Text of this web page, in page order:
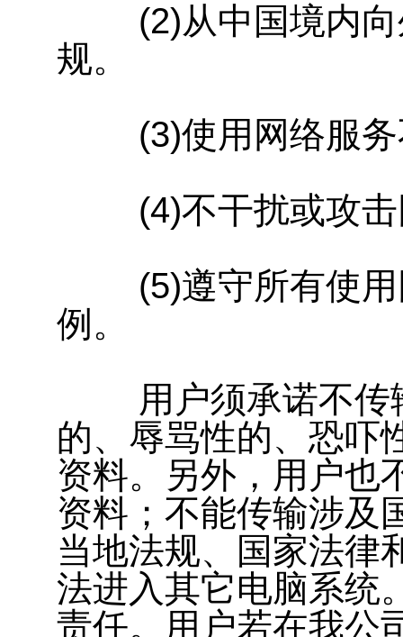
(2)从中国境内向
规。
(3)使用网络服务
(4)不干扰或攻击
(5)遵守所有使用
例。
用户须承诺不传输
的、辱骂性的、恐吓
资料。另外，用户也
资料；不能传输涉及
当地法规、国家法律
法进入其它电脑系统
责任。用户若在我公